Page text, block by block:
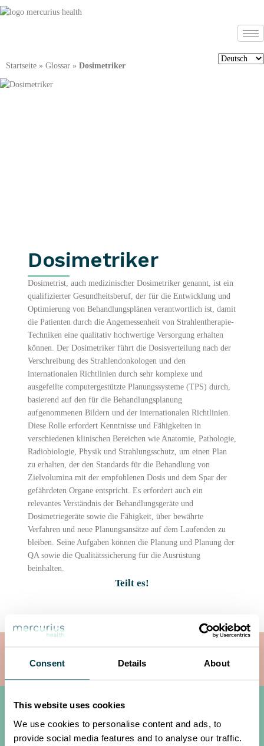
Consent Details About
This website uses cookies
We use cookies to personalise content and ads, to
provide social media features and to analyse our traffic.
Startseite » Glossar » Dosimetriker
Dosimetriker
Dosimetrist, auch medizinischer Dosimetriker genannt, ist ein
qualifizierter Gesundheitsberuf, der für die Entwicklung und
Optimierung von Behandlungsplänen verantwortlich ist, damit
die Patienten durch die Angemessenheit von Strahlentherapie-
Techniken eine qualitativ hochwertige Versorgung erhalten
können. Der Dosimetriker führt die Dosisverteilung nach der
Verschreibung des Strahlendonkologen und den
internationalen Richtlinien durch sehr komplexe und
ausgefeilte computergestützte Planungssysteme (TPS) durch,
basierend auf den für die Behandlungsplanung
aufgenommenen Bildern und der internationalen Richtlinien.
Diese Rolle erfordert Kenntnisse und Fähigkeiten in
verschiedenen klinischen Bereichen wie Anatomie, Pathologie,
Radiobiologie, Physik und Strahlungsschutz, um einen Plan
zu erhalten, der den Standards für die Behandlung von
Zielvolumina mit der empfohlenen Dosis und dem Spar der
gefährdeten Organe entspricht. Es erfordert auch ein
relevantes Verständnis der Behandlungsgeräte und
Dosimetriegeräte sowie die Fähigkeit, über bewährte
Verfahren und neue Planungsansätze auf dem Laufenden zu
bleiben. Seine Aufgaben können die Planung und Planung der
QA sowie die Qualitätssicherung für die Ausrüstung
beinhalten.
Teilt es!
Krebs Dosimetrie
Verwandte Begriffe